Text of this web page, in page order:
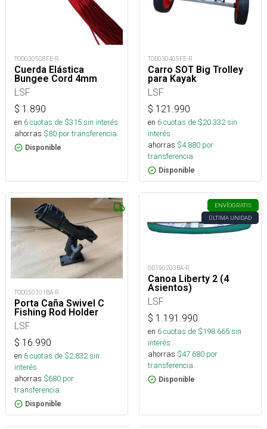
TOD030508FE-R
Cuerda Elástica
Bungee Cord 4mm
LSF
$ 1.890
en 6cuotas de $315sin interés
ahorras $80 por transferencia.
Disponible
TOD030405FE-R
Carro SOT Big Trolley
para Kayak
LSF
$ 121.990
en 6cuotas de $20.332sin
interés
ahorras $4.880 por
transferencia.
Disponible
TOD050101BA-R
Porta Caña Swivel C
Fishing Rod Holder
LSF
$ 16.990
en 6cuotas de $2.832sin
interés
ahorras $680 por
transferencia.
Disponible
ENVÍOGRATIS
ÚLTIMA UNIDAD
OD190203BA-R
Canoa Liberty 2 (4
Asientos)
LSF
$ 1.191.990
en 6cuotas de $198.665sin
interés
ahorras $47.680 por
transferencia.
Disponible